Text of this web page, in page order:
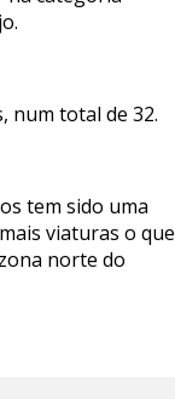
num total de 32.
tem sido uma
viaturas o que
norte do